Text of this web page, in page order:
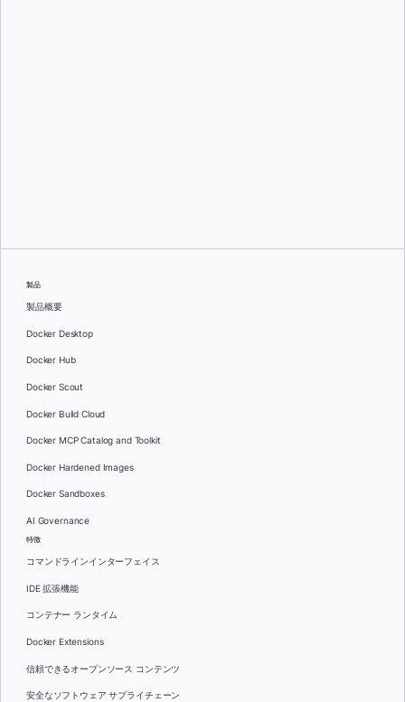
製品
製品概要
Docker Desktop
Docker Hub
Docker Scout
Docker Build Cloud
Docker MCP Catalog and Toolkit
Docker Hardened Images
Docker Sandboxes
AI Governance
特徴
コマンドラインインターフェイス
IDE 拡張機能
コンテナー ランタイム
Docker Extensions
信頼できるオープンソース コンテンツ
安全なソフトウェア サプライチェーン